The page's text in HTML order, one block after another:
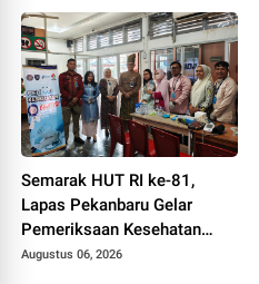
Semarak HUT RI ke-81,
Lapas Pekanbaru Gelar
Pemeriksaan Kesehatan
Gratis untuk Warga Binaan
Augustus 06, 2026